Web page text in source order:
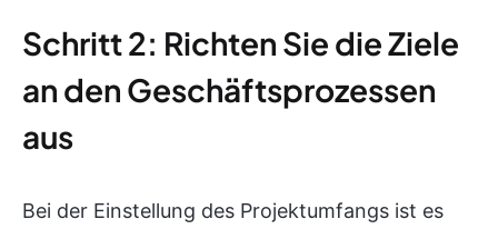
Schritt 2: Richten Sie die Ziele
an den Geschäftsprozessen
aus
Bei der Einstellung des Projektumfangs ist es